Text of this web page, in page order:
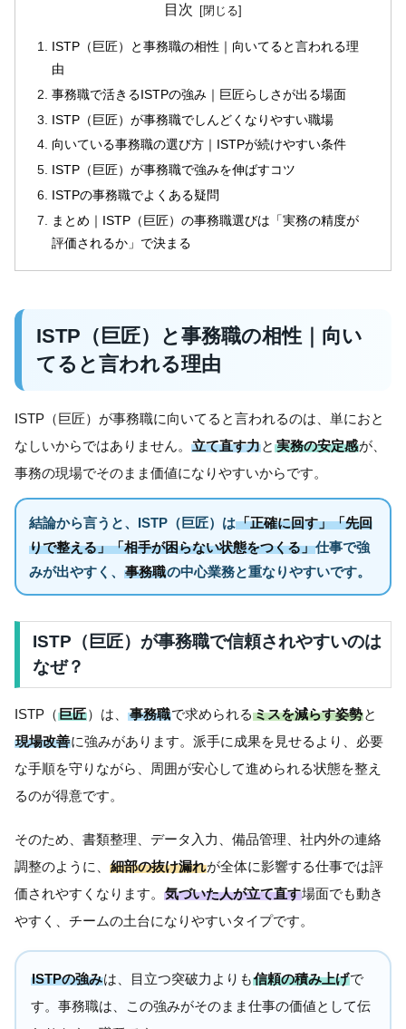
目次
ISTP（巨匠）と事務職の相性｜向いてると言われる理
由
事務職で活きるISTPの強み｜巨匠らしさが出る場面
ISTP（巨匠）が事務職でしんどくなりやすい職場
向いている事務職の選び方｜ISTPが続けやすい条件
ISTP（巨匠）が事務職で強みを伸ばすコツ
ISTPの事務職でよくある疑問
まとめ｜ISTP（巨匠）の事務職選びは「実務の精度が
評価されるか」で決まる
ISTP（巨匠）と事務職の相性｜向い
てると言われる理由
ISTP（巨匠）が事務職に向いてると言われるのは、単におと
なしいからではありません。 立て直す力と実務の安定感が、
事務の現場でそのまま価値になりやすいからです。
結論から言うと、ISTP（巨匠）は「正確に回す」「先回
りで整える」「相手が困らない状態をつくる」仕事で強
みが出やすく、 事務職の中心業務と重なりやすいです。
ISTP（巨匠）が事務職で信頼されやすいのは
なぜ？
ISTP（巨匠）は、事務職で求められるミスを減らす姿勢と
現場改善に強みがあります。派手に成果を見せるより、必要
な手順を守りながら、周囲が安心して進められる状態を整え
るのが得意です。
そのため、書類整理、データ入力、備品管理、社内外の連絡
調整のように、 細部の抜け漏れが全体に影響する仕事では評
価されやすくなります。 気づいた人が立て直す場面でも動き
やすく、チームの土台になりやすいタイプです。
ISTPの強みは、目立つ突破力よりも信頼の積み上げで
す。事務職は、この強みがそのまま仕事の価値として伝